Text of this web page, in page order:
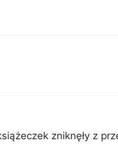
zniknęły z